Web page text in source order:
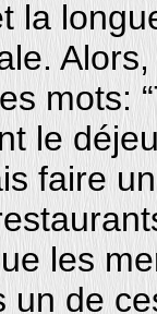
la
mots:
le
faire
les
un de